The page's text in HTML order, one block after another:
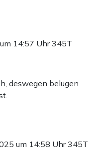
14:57 Uhr345T
deswegen belügen
um 14:58 Uhr345T